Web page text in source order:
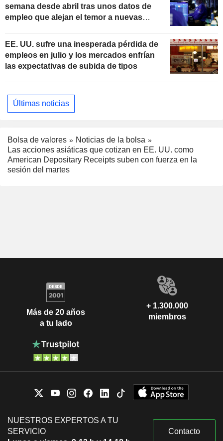
semana desde abril tras unos datos de
empleo que alejan el temor a nuevas
EE. UU. sufre una inesperada pérdida de
empleos en julio y los mercados enfrían
las expectativas de subida de tipos
Últimas noticias
Bolsa de valores
Noticias de la bolsa
Las acciones asiáticas que cotizan en EE. UU. como
American Depositary Receipts suben con fuerza en la
sesión del martes
Más de 20 años
a tu lado
+ 1.300.000
miembros
NUESTROS EXPERTOS A TU
SERVICIO
Contacto